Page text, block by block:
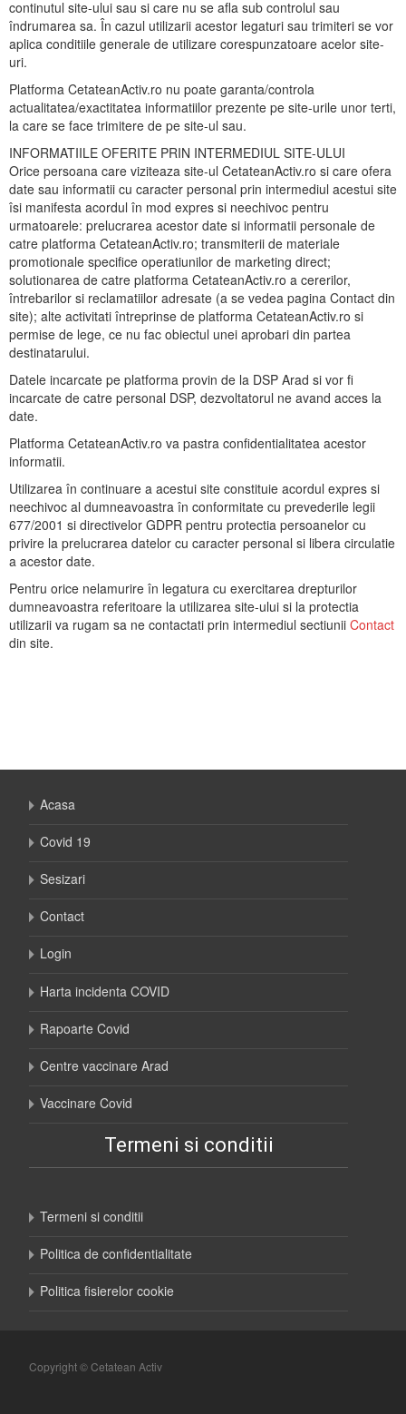
continutul site-ului sau si care nu se afla sub controlul sau
îndrumarea sa. În cazul utilizarii acestor legaturi sau trimiteri se vor
aplica conditiile generale de utilizare corespunzatoare acelor site-
uri.
Platforma CetateanActiv.ro nu poate garanta/controla
actualitatea/exactitatea informatiilor prezente pe site-urile unor terti,
la care se face trimitere de pe site-ul sau.
INFORMATIILE OFERITE PRIN INTERMEDIUL SITE-ULUI
Orice persoana care viziteaza site-ul CetateanActiv.ro si care ofera
date sau informatii cu caracter personal prin intermediul acestui site
îsi manifesta acordul în mod expres si neechivoc pentru
urmatoarele: prelucrarea acestor date si informatii personale de
catre platforma CetateanActiv.ro; transmiterii de materiale
promotionale specifice operatiunilor de marketing direct;
solutionarea de catre platforma CetateanActiv.ro a cererilor,
întrebarilor si reclamatiilor adresate (a se vedea pagina Contact din
site); alte activitati întreprinse de platforma CetateanActiv.ro si
permise de lege, ce nu fac obiectul unei aprobari din partea
destinatarului.
Datele incarcate pe platforma provin de la DSP Arad si vor fi
incarcate de catre personal DSP, dezvoltatorul ne avand acces la
date.
Platforma CetateanActiv.ro va pastra confidentialitatea acestor
informatii.
Utilizarea în continuare a acestui site constituie acordul expres si
neechivoc al dumneavoastra în conformitate cu prevederile legii
677/2001 si directivelor GDPR pentru protectia persoanelor cu
privire la prelucrarea datelor cu caracter personal si libera circulatie
a acestor date.
Pentru orice nelamurire în legatura cu exercitarea drepturilor
dumneavoastra referitoare la utilizarea site-ului si la protectia
utilizarii va rugam sa ne contactati prin intermediul sectiunii Contact
din site.
Acasa
Covid 19
Sesizari
Contact
Login
Harta incidenta COVID
Rapoarte Covid
Centre vaccinare Arad
Vaccinare Covid
Termeni si conditii
Termeni si conditii
Politica de confidentialitate
Politica fisierelor cookie
Copyright © Cetatean Activ